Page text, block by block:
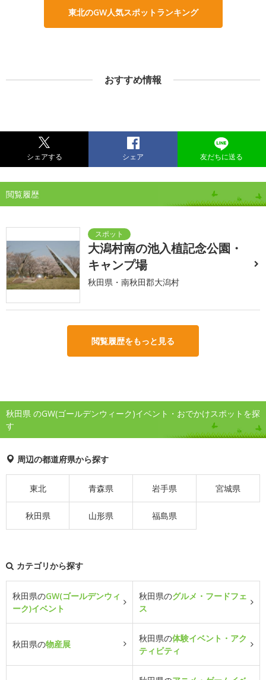
東北のGW人気スポットランキング
おすすめ情報
シェアする シェア 友だちに送る
閲覧履歴
大潟村南の池入植記念公園・
キャンプ場
秋田県・南秋田郡大潟村
閲覧履歴をもっと見る
秋田県 のGW(ゴールデンウィーク)イベント・おでかけスポットを探
す
周辺の都道府県から探す
東北 青森県 岩手県 宮城県
秋田県 山形県 福島県
カテゴリから探す
秋田県のGW(ゴールデンウィ
ーク)イベント
秋田県のグルメ・フードフェ
ス
秋田県の物産展
秋田県の体験イベント・アク
ティビティ